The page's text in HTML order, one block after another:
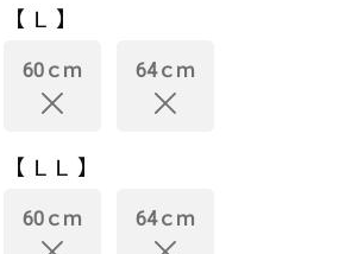
【 Ｌ 】
60ｃｍ 64ｃｍ
【 ＬＬ 】
60ｃｍ 64ｃｍ